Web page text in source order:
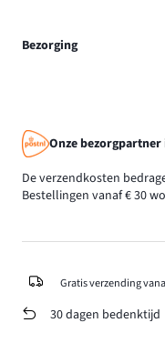
Bezorging
Onze bezorgpartner
De verzendkosten
Bestellingen vanaf € 30
Gratis verzending
30 dagen bedenktijd